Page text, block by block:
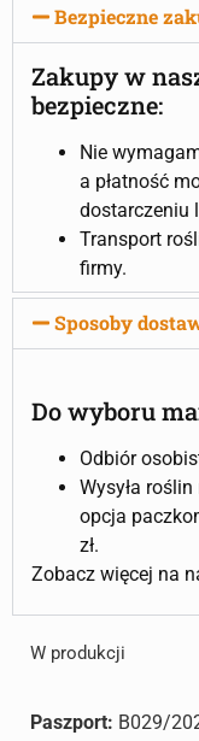
Bezpieczne
Zakupy w
bezpieczne:
Nie
a płatność
dostarczeniu
Transport
firmy.
Sposoby
Do wyboru
Odbiór
Wysyła
opcja
zł.
Zobacz więcej na
W produkcji
Paszport: B029/